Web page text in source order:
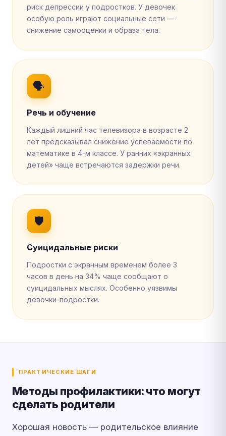
риск депрессии у подростков. У девочек
особую роль играют социальные сети —
снижение самооценки и образа тела.
🗣
Речь и обучение
Каждый лишний час телевизора в возрасте 2
лет предсказывал снижение успеваемости по
математике в 4-м классе. У ранних «экранных
детей» чаще встречаются задержки речи.
🛡
Суицидальные риски
Подростки с экранным временем более 3
часов в день на 34% чаще сообщают о
суицидальных мыслях. Особенно уязвимы
девочки-подростки.
ПРАКТИЧЕСКИЕ ШАГИ
Методы профилактики: что могут
сделать родители
Хорошая новость — родительское влияние